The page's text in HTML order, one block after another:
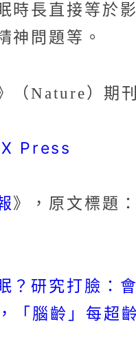
時長直接等於
神問題等。
（Nature）期刊
Press
》，原文標題：
？研究打臉：
「腦齡」每超